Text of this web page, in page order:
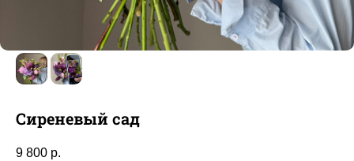
Сиреневый сад
9 800 р.